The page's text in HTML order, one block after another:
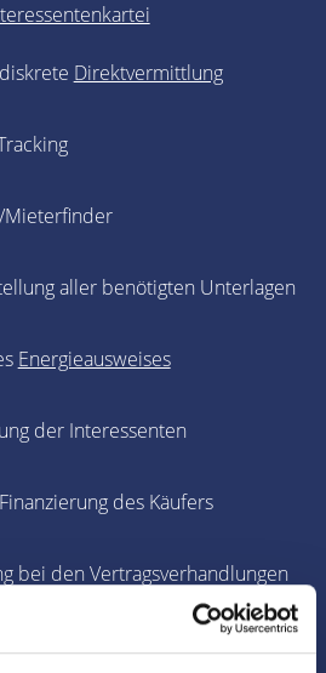
Direktvermittlung
Mieterfinder
aller benötigten Unterlagen
Energieausweises
der Interessenten
des Käufers
bei den Vertragsverhandlungen